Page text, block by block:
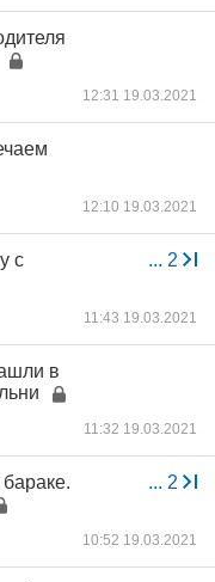
12:31 19.03.2021
12:10 19.03.2021
... 2
с
11:43 19.03.2021
в
11:32 19.03.2021
... 2
10:52 19.03.2021